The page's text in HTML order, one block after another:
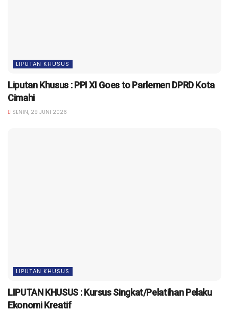
LIPUTAN KHUSUS
Liputan Khusus : PPI XI Goes to Parlemen DPRD Kota
Cimahi
SENIN, 29 JUNI 2026
LIPUTAN KHUSUS
LIPUTAN KHUSUS : Kursus Singkat/Pelatihan Pelaku
Ekonomi Kreatif